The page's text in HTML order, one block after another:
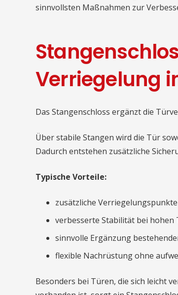
sinnvollsten Maßnahmen zur
Verriegelung
Das Stangenschloss ergänzt die
Über stabile Stangen wird die Tür
Dadurch entstehen zusätzliche
Typische Vorteile:
zusätzliche
verbesserte Stabilität bei hohen
sinnvolle Ergänzung
flexible Nachrüstung ohne
Besonders bei Türen, die sich leicht